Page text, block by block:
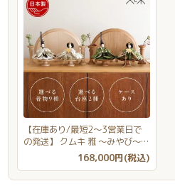
【在庫あり/最短2～3営業日で
の発送】 クムキ 雅 ～みやび～
雛人形 アンティークモダン 【選
べる購入特典対象商品】
168,000円(税込)